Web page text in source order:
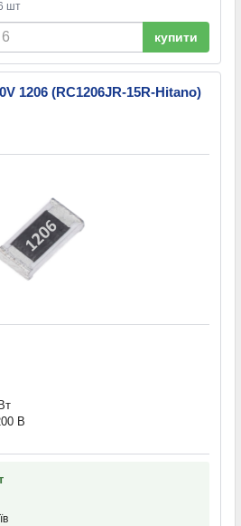
шт
купити
1206 (RC1206JR-15R-Hitano)
В